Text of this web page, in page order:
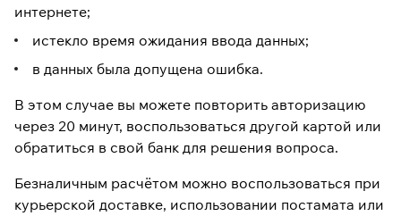
интернете;
истекло время ожидания ввода данных;
в данных была допущена ошибка.
В этом случае вы можете повторить авторизацию
через 20 минут, воспользоваться другой картой или
обратиться в свой банк для решения вопроса.
Безналичным расчётом можно воспользоваться при
курьерской доставке, использовании постамата или